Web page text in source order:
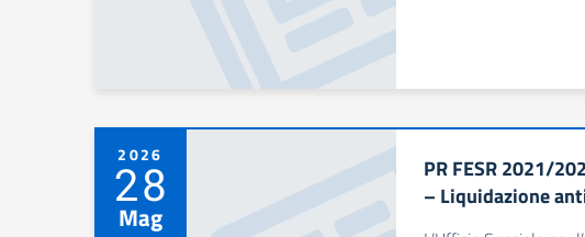
2026
28
Mag
PR FESR 2021/
– Liquidazione